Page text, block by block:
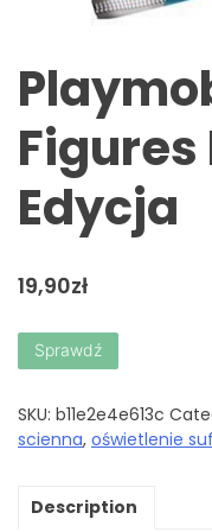
Figures
Edycja
19,90zł
Sprawdź
SKU: b11e2e4e613c
scienna, oświetlenie
Description